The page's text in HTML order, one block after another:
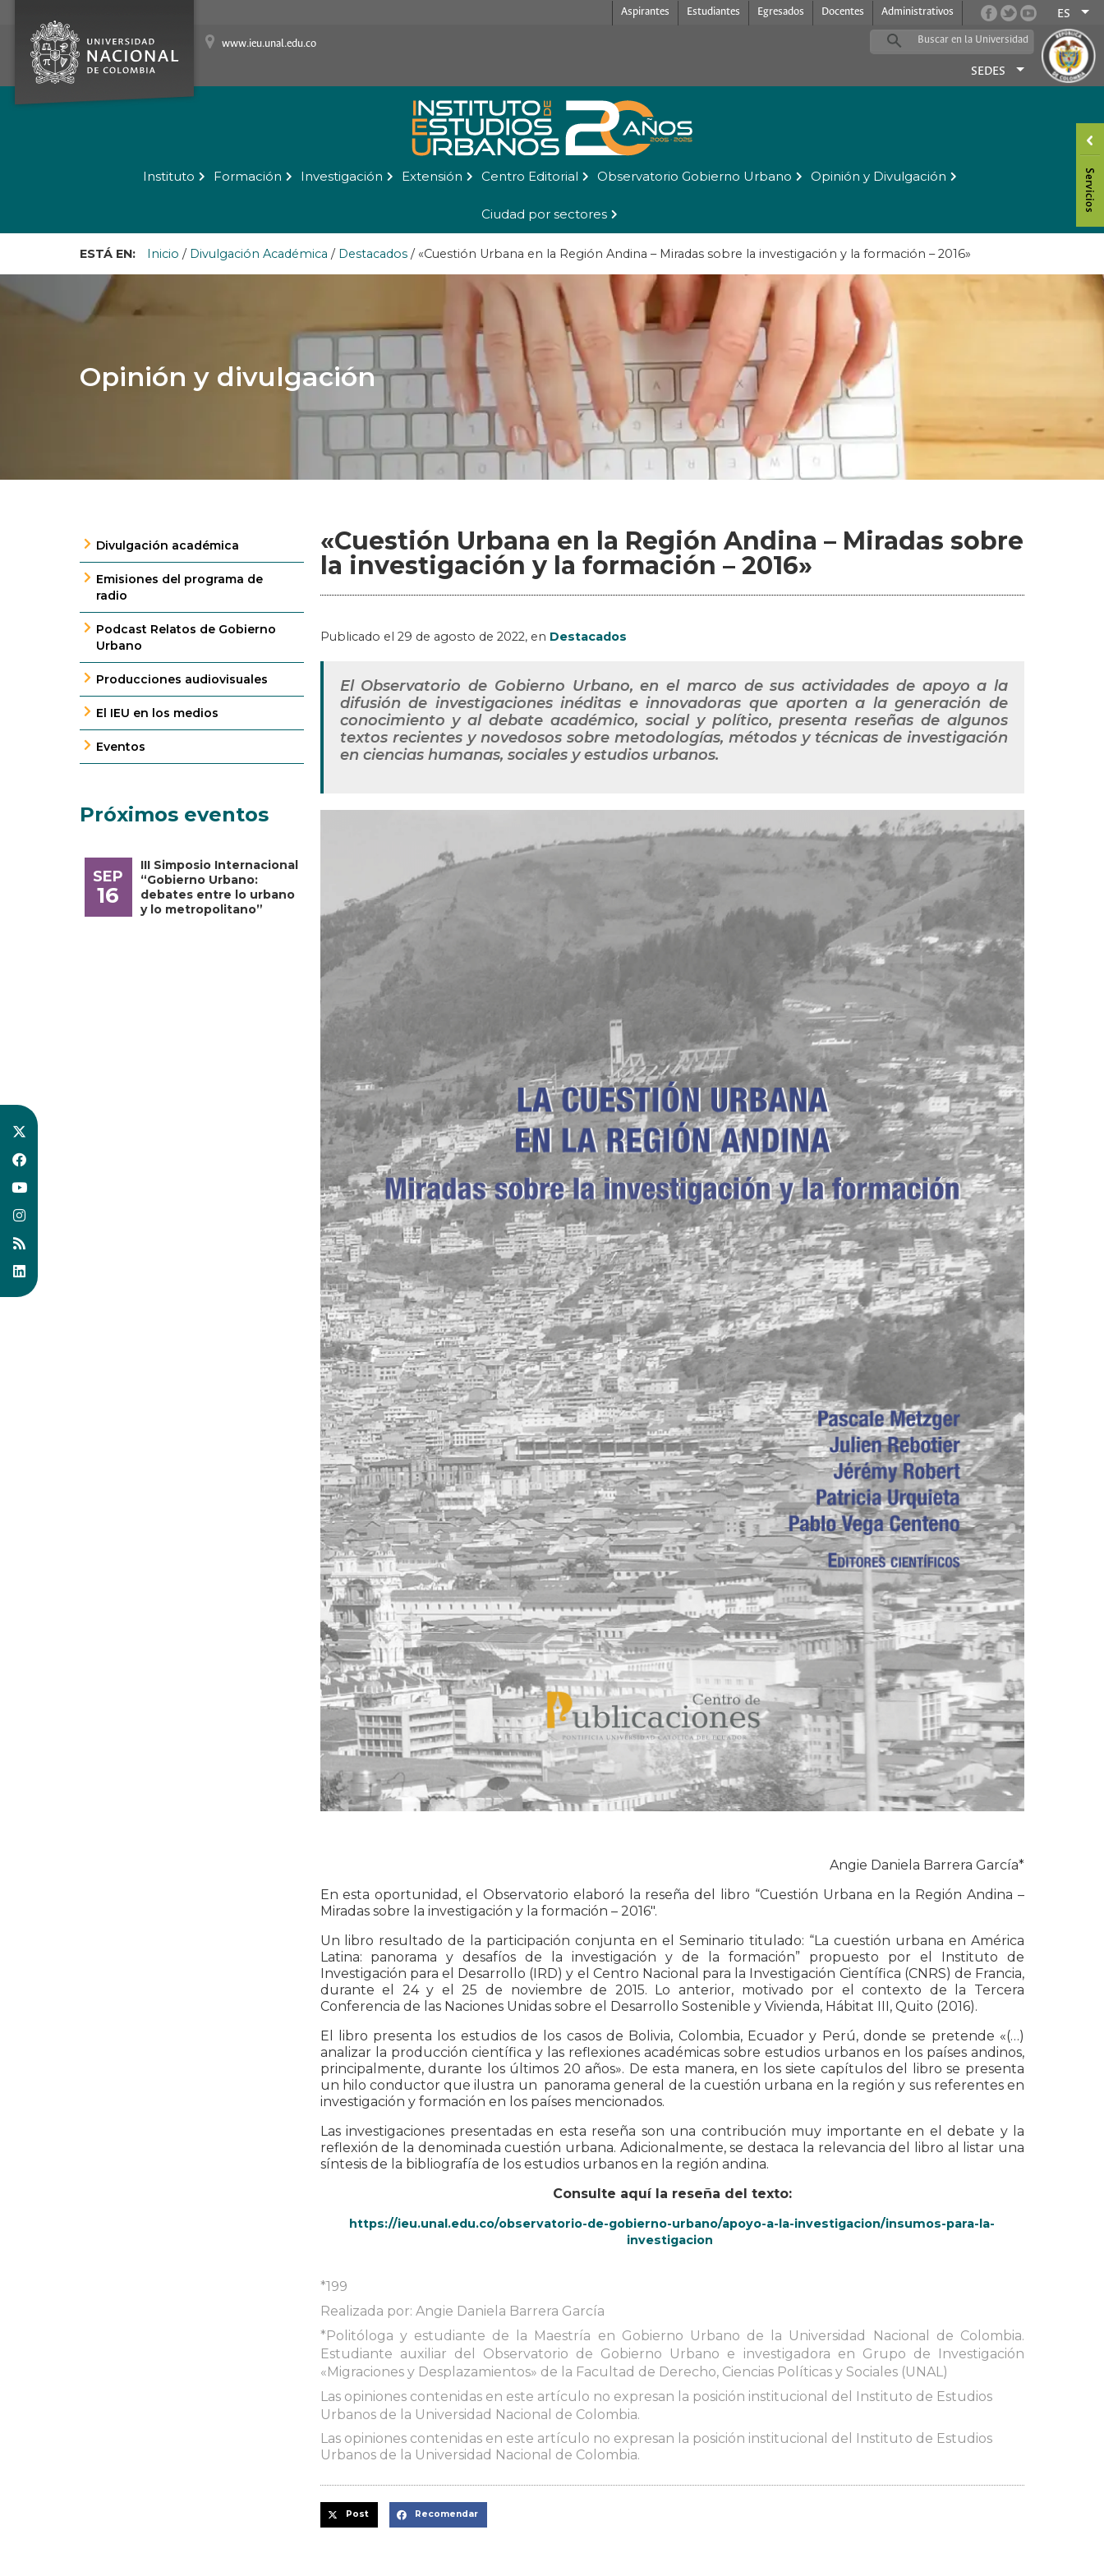
Aspirantes Estudiantes Egresados Docentes Administrativos ES
www.ieu.unal.edu.co
SEDES
Instituto Formación Investigación Extensión Centro Editorial Observatorio Gobierno Urbano Opinión y Divulgación
Ciudad por sectores
ESTÁ EN: Inicio / Divulgación Académica / Destacados / «Cuestión Urbana en la Región Andina – Miradas sobre la investigación y la formación – 2016»
Opinión y divulgación
Divulgación académica
Emisiones del programa de
radio
Podcast Relatos de Gobierno
Urbano
Producciones audiovisuales
El IEU en los medios
Eventos
Próximos eventos
SEP
16
III Simposio Internacional
“Gobierno Urbano:
debates entre lo urbano
y lo metropolitano”
«Cuestión Urbana en la Región Andina – Miradas sobre
la investigación y la formación – 2016»
Publicado el 29 de agosto de 2022, en Destacados
El Observatorio de Gobierno Urbano, en el marco de sus actividades de apoyo a la
difusión de investigaciones inéditas e innovadoras que aporten a la generación de
conocimiento y al debate académico, social y político, presenta reseñas de algunos
textos recientes y novedosos sobre metodologías, métodos y técnicas de investigación
en ciencias humanas, sociales y estudios urbanos.
Angie Daniela Barrera García*
En esta oportunidad, el Observatorio elaboró la reseña del libro “Cuestión Urbana en la Región Andina –
Miradas sobre la investigación y la formación – 2016″.
Un libro resultado de la participación conjunta en el Seminario titulado: “La cuestión urbana en América
Latina: panorama y desafíos de la investigación y de la formación” propuesto por el Instituto de
Investigación para el Desarrollo (IRD) y el Centro Nacional para la Investigación Científica (CNRS) de Francia,
durante el 24 y el 25 de noviembre de 2015. Lo anterior, motivado por el contexto de la Tercera
Conferencia de las Naciones Unidas sobre el Desarrollo Sostenible y Vivienda, Hábitat III, Quito (2016).
El libro presenta los estudios de los casos de Bolivia, Colombia, Ecuador y Perú, donde se pretende «(…)
analizar la producción científica y las reflexiones académicas sobre estudios urbanos en los países andinos,
principalmente, durante los últimos 20 años». De esta manera, en los siete capítulos del libro se presenta
un hilo conductor que ilustra un panorama general de la cuestión urbana en la región y sus referentes en
investigación y formación en los países mencionados.
Las investigaciones presentadas en esta reseña son una contribución muy importante en el debate y la
reflexión de la denominada cuestión urbana. Adicionalmente, se destaca la relevancia del libro al listar una
síntesis de la bibliografía de los estudios urbanos en la región andina.
Consulte aquí la reseña del texto:
https://ieu.unal.edu.co/observatorio-de-gobierno-urbano/apoyo-a-la-investigacion/insumos-para-la-
investigacion
*199
Realizada por: Angie Daniela Barrera García
*Politóloga y estudiante de la Maestría en Gobierno Urbano de la Universidad Nacional de Colombia.
Estudiante auxiliar del Observatorio de Gobierno Urbano e investigadora en Grupo de Investigación
«Migraciones y Desplazamientos» de la Facultad de Derecho, Ciencias Políticas y Sociales (UNAL)
Las opiniones contenidas en este artículo no expresan la posición institucional del Instituto de Estudios
Urbanos de la Universidad Nacional de Colombia.
Las opiniones contenidas en este artículo no expresan la posición institucional del Instituto de Estudios
Urbanos de la Universidad Nacional de Colombia.
Post Recomendar